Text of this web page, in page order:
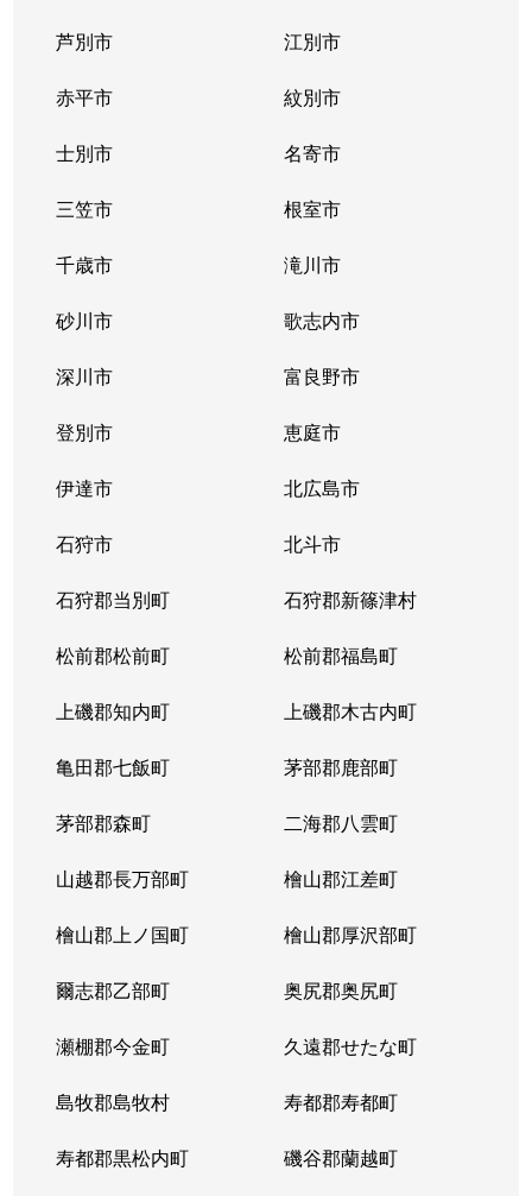
芦別市 江別市
赤平市 紋別市
士別市 名寄市
三笠市 根室市
千歳市 滝川市
砂川市 歌志内市
深川市 富良野市
登別市 恵庭市
伊達市 北広島市
石狩市 北斗市
石狩郡当別町 石狩郡新篠津村
松前郡松前町 松前郡福島町
上磯郡知内町 上磯郡木古内町
亀田郡七飯町 茅部郡鹿部町
茅部郡森町 二海郡八雲町
山越郡長万部町 檜山郡江差町
檜山郡上ノ国町 檜山郡厚沢部町
爾志郡乙部町 奥尻郡奥尻町
瀬棚郡今金町 久遠郡せたな町
島牧郡島牧村 寿都郡寿都町
寿都郡黒松内町 磯谷郡蘭越町